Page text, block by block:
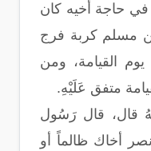
في حاجة أخيه كان
مسلم كربة فرج
القيامة، ومن
متفق عَلَيْهِ.
قال، قال رَسُول
أخاك ظالماً أو